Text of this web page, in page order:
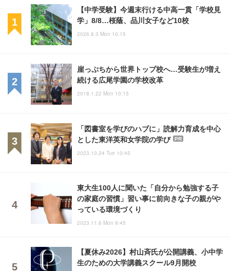
【中学受験】今週末行ける中高一貫「学校見
学」8/8…桜蔭、品川女子など10校
2026.8.3 Mon 10:15
崖っぷちから世界トップ校へ…受験生が増え
続ける広尾学園の学校改革
2018.1.22 Mon 10:15
「図書室を学びのハブに」読解力育成を中心
とした東洋英和女学院の学び
PR
2023.10.24 Tue 10:45
東大生100人に聞いた「自分から勉強する子
の家庭の習慣」習い事に前向きな子の親がや
っている環境づくり
2023.11.6 Mon 9:45
【夏休み2026】村山斉氏が公開講義、小中学
生のための大学講義スクール9月開校